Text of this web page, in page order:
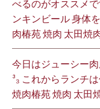
べるのがオススメ
ンキンビール 身体
肉椿苑 焼肉 太田焼
今日はジューシー
³₃ これからランチ
焼肉椿苑 焼肉 太田